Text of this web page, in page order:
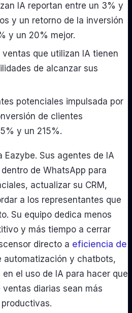
IA reportan entre un 3% y
y un retorno de la inversión
y un 20% mejor.
que utilizan IA tienen
de alcanzar sus
potenciales impulsada por
de clientes
y un 215%.
Eazybe. Sus agentes de IA
de WhatsApp para
actualizar su CRM,
a los representantes que
Su equipo dedica menos
y más tiempo a cerrar
directo a eficiencia de
automatización y chatbots,
el uso de IA para hacer que
diarias sean más